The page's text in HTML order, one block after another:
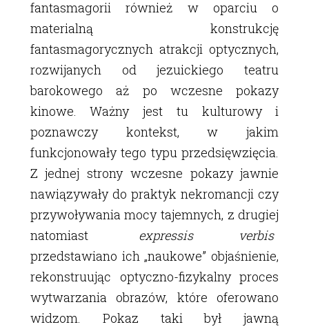
fantasmagorii również w oparciu o
materialną konstrukcję
fantasmagorycznych atrakcji optycznych,
rozwijanych od jezuickiego teatru
barokowego aż po wczesne pokazy
kinowe. Ważny jest tu kulturowy i
poznawczy kontekst, w jakim
funkcjonowały tego typu przedsięwzięcia.
Z jednej strony wczesne pokazy jawnie
nawiązywały do praktyk nekromancji czy
przywoływania mocy tajemnych, z drugiej
natomiast
expressis verbis
przedstawiano ich „naukowe” objaśnienie,
rekonstruując optyczno-fizykalny proces
wytwarzania obrazów, które oferowano
widzom. Pokaz taki był jawną